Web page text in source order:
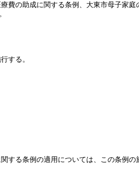
費の助成に関する条例、大東市母子家
する。
する条例の適用については、この条例